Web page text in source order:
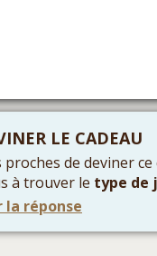
LE CADEAU
de deviner
à trouver le type de
la réponse